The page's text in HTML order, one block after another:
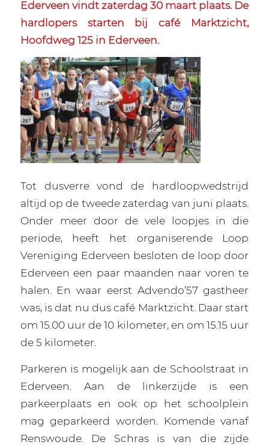
Ederveen vindt zaterdag 30 maart plaats. De
hardlopers starten bij café Marktzicht,
Hoofdweg 125 in Ederveen.
Tot dusverre vond de hardloopwedstrijd
altijd op de tweede zaterdag van juni plaats.
Onder meer door de vele loopjes in die
periode, heeft het organiserende Loop
Vereniging Ederveen besloten de loop door
Ederveen een paar maanden naar voren te
halen. En waar eerst Advendo’57 gastheer
was, is dat nu dus café Marktzicht. Daar start
om 15.00 uur de 10 kilometer, en om 15.15 uur
de 5 kilometer.
Parkeren is mogelijk aan de Schoolstraat in
Ederveen. Aan de linkerzijde is een
parkeerplaats en ook op het schoolplein
mag geparkeerd worden. Komende vanaf
Renswoude. De Schras is van die zijde